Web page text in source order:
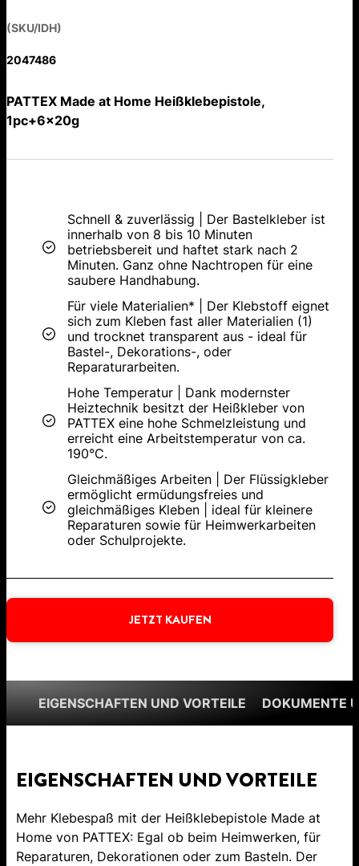
(SKU/IDH)
2047486
PATTEX Made at Home Heißklebepistole,
1pc+6x20g
Schnell & zuverlässig | Der Bastelkleber ist
innerhalb von 8 bis 10 Minuten
betriebsbereit und haftet stark nach 2
Minuten. Ganz ohne Nachtropen für eine
saubere Handhabung.
Für viele Materialien* | Der Klebstoff eignet
sich zum Kleben fast aller Materialien (1)
und trocknet transparent aus - ideal für
Bastel-, Dekorations-, oder
Reparaturarbeiten.
Hohe Temperatur | Dank modernster
Heiztechnik besitzt der Heißkleber von
PATTEX eine hohe Schmelzleistung und
erreicht eine Arbeitstemperatur von ca.
190°C.
Gleichmäßiges Arbeiten | Der Flüssigkleber
ermöglicht ermüdungsfreies und
gleichmäßiges Kleben | ideal für kleinere
Reparaturen sowie für Heimwerkarbeiten
oder Schulprojekte.
JETZT KAUFEN
EIGENSCHAFTEN UND VORTEILE DOKUMENTE
EIGENSCHAFTEN UND VORTEILE
Mehr Klebespaß mit der Heißklebepistole Made at
Home von PATTEX: Egal ob beim Heimwerken, für
Reparaturen, Dekorationen oder zum Basteln. Der